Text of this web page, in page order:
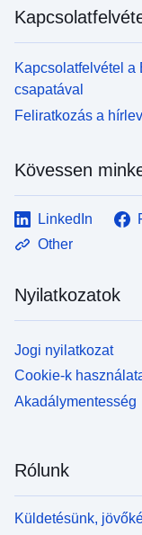
Kapcsolatfelvétel a
csapatával
Feliratkozás a
Kövessen
LinkedIn
Other
Nyilatkozatok
Jogi nyilatkozat
Cookie-k
Akadálymentesség
Rólunk
Küldetésünk,